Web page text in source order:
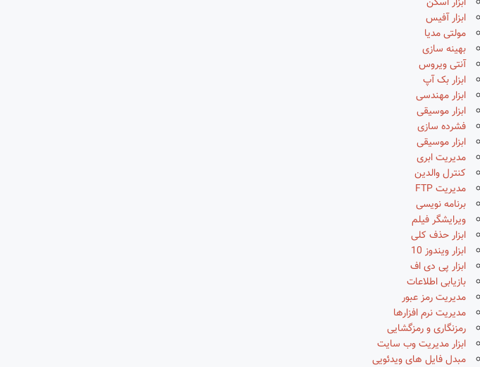
ابزار آفیس
مولتی مدیا
بهینه سازی
آنتی ویروس
ابزار بک آپ
ابزار مهندسی
ابزار موسیقی
فشرده سازی
ابزار موسیقی
مدیریت ابری
کنترل والدین
مدیریت FTP
برنامه نویسی
ویرایشگر فیلم
ابزار حذف کلی
ابزار ویندوز 10
ابزار پی دی اف
بازیابی اطلاعات
مدیریت رمز عبور
مدیریت نرم افزارها
رمزنگاری و رمزگشایی
ابزار مدیریت وب سایت
مبدل فایل های ویدئویی